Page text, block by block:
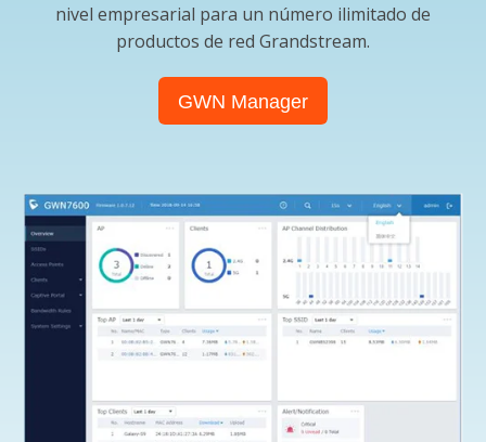
nivel empresarial para un número ilimitado de
productos de red Grandstream.
GWN Manager